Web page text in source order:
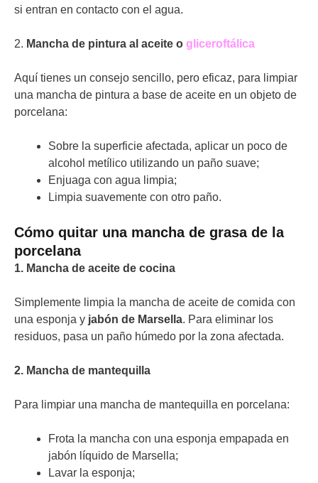
si entran en contacto con el agua.
2. Mancha de pintura al aceite o gliceroftálica
Aquí tienes un consejo sencillo, pero eficaz, para limpiar
una mancha de pintura a base de aceite en un objeto de
porcelana:
Sobre la superficie afectada, aplicar un poco de
alcohol metílico utilizando un paño suave;
Enjuaga con agua limpia;
Limpia suavemente con otro paño.
Cómo quitar una mancha de grasa de la
porcelana
1. Mancha de aceite de cocina
Simplemente limpia la mancha de aceite de comida con
una esponja y jabón de Marsella. Para eliminar los
residuos, pasa un paño húmedo por la zona afectada.
2. Mancha de mantequilla
Para limpiar una mancha de mantequilla en porcelana:
Frota la mancha con una esponja empapada en
jabón líquido de Marsella;
Lavar la esponja;